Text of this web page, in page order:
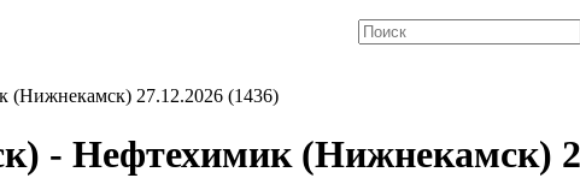
(Нижнекамск) 27.12.2026 (1436)
- Нефтехимик (Нижнекамск)